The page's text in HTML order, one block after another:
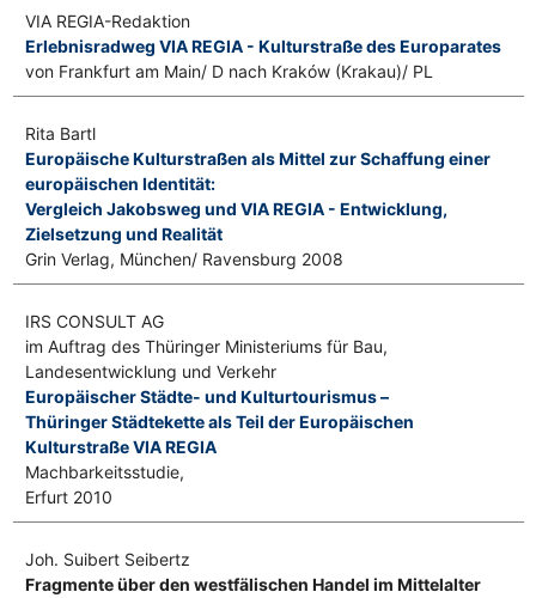
VIA REGIA-Redaktion
Erlebnisradweg VIA REGIA - Kulturstraße des Europarates
von Frankfurt am Main/ D nach Kraków (Krakau)/ PL
Rita Bartl
Europäische Kulturstraßen als Mittel zur Schaffung einer
europäischen Identität:
Vergleich Jakobsweg und VIA REGIA - Entwicklung,
Zielsetzung und Realität
Grin Verlag, München/ Ravensburg 2008
IRS CONSULT AG
im Auftrag des Thüringer Ministeriums für Bau,
Landesentwicklung und Verkehr
Europäischer Städte- und Kulturtourismus –
Thüringer Städtekette als Teil der Europäischen
Kulturstraße VIA REGIA
Machbarkeitsstudie,
Erfurt 2010
Joh. Suibert Seibertz
Fragmente über den westfälischen Handel im Mittelalter